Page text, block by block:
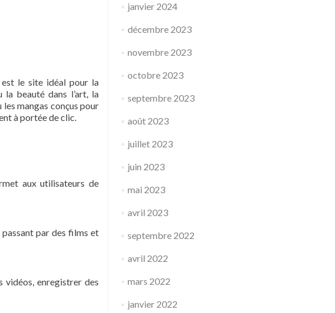
le site idéal pour la
beauté dans l’art, la
mangas conçus pour
à portée de clic.
aux utilisateurs de
par des films et
vidéos, enregistrer des
janvier 2024
décembre 2023
novembre 2023
octobre 2023
septembre 2023
août 2023
juillet 2023
juin 2023
mai 2023
avril 2023
septembre 2022
avril 2022
mars 2022
janvier 2022